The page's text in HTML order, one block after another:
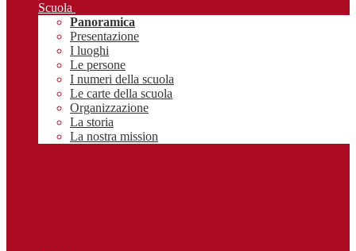
Scuola
Panoramica
Presentazione
I luoghi
Le persone
I numeri della scuola
Le carte della scuola
Organizzazione
La storia
La nostra mission